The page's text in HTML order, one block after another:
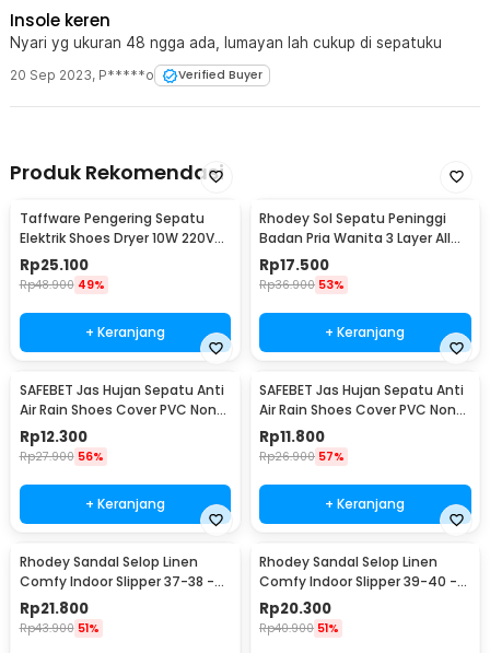
maupun berolahraga. Material breathable juga membantu
mengurangi rasa gerah selama penggunaan.
Kelengkapan Produk
Insole keren
Nyari yg ukuran 48 ngga ada, lumayan lah cukup di sepatuku
20 Sep 2023, P*****o Verified Buyer
Produk Rekomendasi
Taffware Pengering Sepatu
Elektrik Shoes Dryer 10W 220V
EU Plug - TPS2
Rp25.100
Rp48.900 49%
+ Keranjang
Rhodey Sol Sepatu Peninggi
Badan Pria Wanita 3 Layer All
Size - C-728
Rp17.500
Rp36.900 53%
+ Keranjang
SAFEBET Jas Hujan Sepatu Anti
Air Rain Shoes Cover PVC Non
Slip Strap M 37-39 - H-101
Rp12.300
Rp27.900 56%
+ Keranjang
SAFEBET Jas Hujan Sepatu Anti
Air Rain Shoes Cover PVC Non
Slip Strap XL 42-43 - H-101
Rp11.800
Rp26.900 57%
+ Keranjang
Rhodey Sandal Selop Linen
Comfy Indoor Slipper 37-38 -
YT22
Rp21.800
Rp43.900 51%
Rhodey Sandal Selop Linen
Comfy Indoor Slipper 39-40 -
YT22
Rp20.300
Rp40.900 51%